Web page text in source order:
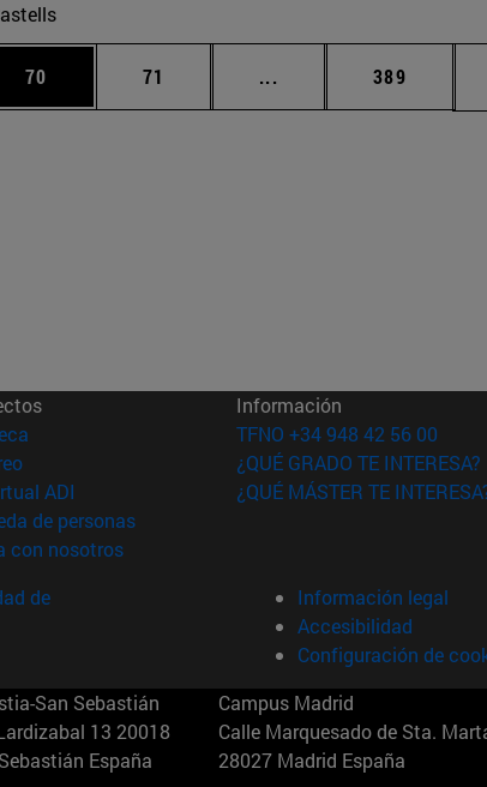
TAB para desplazarse.
Página
70 Página
71 ... Páginas intermedias
Página
389
(abre en nueva ventana)
(abre en nueva ventana)
ADI (abre en nueva ventana)
de personas(abre en nueva ventana)
con nosotros(abre en nueva ventana)
Información
TFNO +34 948 42 56 00
¿QUÉ GRADO TE INTERESA?
¿QUÉ MÁSTER TE
de
Información legal
Accesibilidad
Configuración de
San Sebastián
13 20018
España
Campus Madrid
Calle Marquesado de Sta.
28027 Madrid España